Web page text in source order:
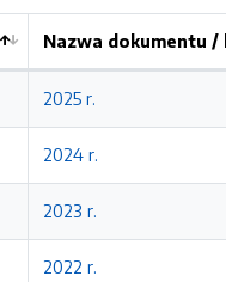
Nazwa dokumentu /
2025 r.
2024 r.
2023 r.
2022 r.